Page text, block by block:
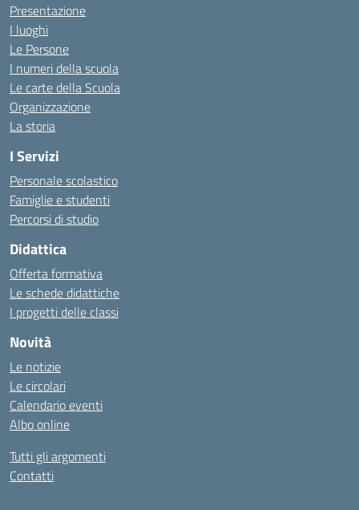
Presentazione
I luoghi
Le Persone
I numeri della scuola
Le carte della Scuola
Organizzazione
La storia
I Servizi
Personale scolastico
Famiglie e studenti
Percorsi di studio
Didattica
Offerta formativa
Le schede didattiche
I progetti delle classi
Novità
Le notizie
Le circolari
Calendario eventi
Albo online
Tutti gli argomenti
Contatti